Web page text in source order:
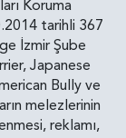
Koruma
tarihli 367
İzmir Şube
Japanese
Bully ve
melezlerinin
reklamı,